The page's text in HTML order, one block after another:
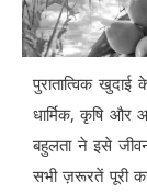
पुरातात्विक
धार्मिक, कृषि और
बहुलता ने इसे
सभी ज़रूरतें पूरी